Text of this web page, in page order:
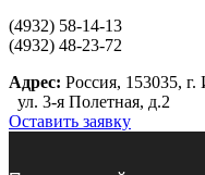
(4932) 58-14-13
(4932) 48-23-72
Адрес: Россия, 153035, г.
ул. 3-я Полетная, д.2
Оставить заявку